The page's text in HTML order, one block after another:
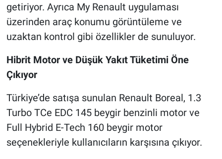
getiriyor. Ayrıca My Renault uygulaması
üzerinden araç konumu görüntüleme ve
uzaktan kontrol gibi özellikler de sunuluyor.
Hibrit Motor ve Düşük Yakıt Tüketimi Öne
Çıkıyor
Türkiye’de satışa sunulan Renault Boreal, 1.3
Turbo TCe EDC 145 beygir benzinli motor ve
Full Hybrid E-Tech 160 beygir motor
seçenekleriyle kullanıcıların karşısına çıkıyor.